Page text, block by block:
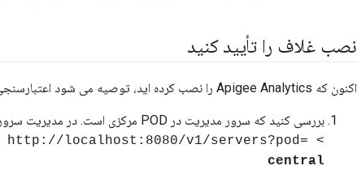
نصب غلاف را تأیید کنید
اکنون که Apigee Analytics را نصب کرده اید، توصیه می شود اعتبارسنجی اساسی اما مهم زیر را انجام دهید:
بررسی کنید که سرور مدیریت در POD مرکزی است. در مدیریت سرور، دستور CURL زیر را اجرا کنید:
> curl -u
http://localhost:8080/v1/servers?pod=
central